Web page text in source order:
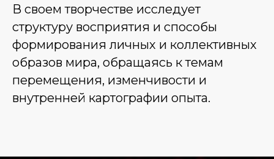
В своем творчестве исследует
структуру восприятия и способы
формирования личных и коллективных
образов мира, обращаясь к темам
перемещения, изменчивости и
внутренней картографии опыта.